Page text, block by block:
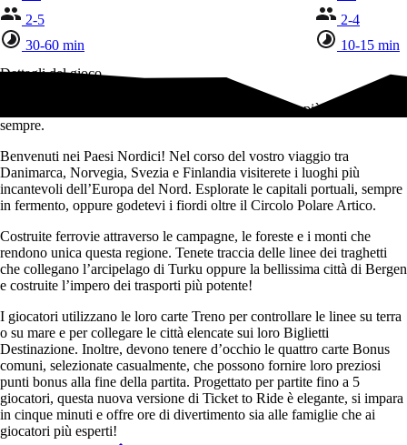
2-5
30-60 min
2-4
10-15 min
Dettagli del gioco
Una nuova versione della serie di avventure su treno più venduta di
sempre.
Benvenuti nei Paesi Nordici! Nel corso del vostro viaggio tra
Danimarca, Norvegia, Svezia e Finlandia visiterete i luoghi più
incantevoli dell’Europa del Nord. Esplorate le capitali portuali, sempre
in fermento, oppure godetevi i fiordi oltre il Circolo Polare Artico.
Costruite ferrovie attraverso le campagne, le foreste e i monti che
rendono unica questa regione. Tenete traccia delle linee dei traghetti
che collegano l’arcipelago di Turku oppure la bellissima città di Bergen
e costruite l’impero dei trasporti più potente!
I giocatori utilizzano le loro carte Treno per controllare le linee su terra
o su mare e per collegare le città elencate sui loro Biglietti
Destinazione. Inoltre, devono tenere d’occhio le quattro carte Bonus
comuni, selezionate casualmente, che possono fornire loro preziosi
punti bonus alla fine della partita. Progettato per partite fino a 5
giocatori, questa nuova versione di Ticket to Ride è elegante, si impara
in cinque minuti e offre ore di divertimento sia alle famiglie che ai
giocatori più esperti!